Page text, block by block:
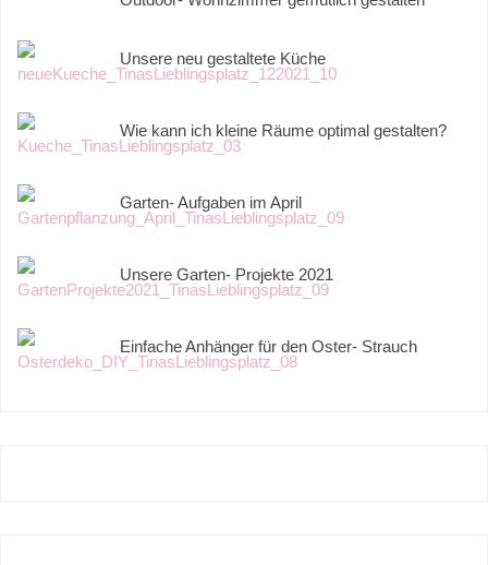
Unsere neu gestaltete Küche
Wie kann ich kleine Räume optimal gestalten?
Garten- Aufgaben im April
Unsere Garten- Projekte 2021
Einfache Anhänger für den Oster- Strauch